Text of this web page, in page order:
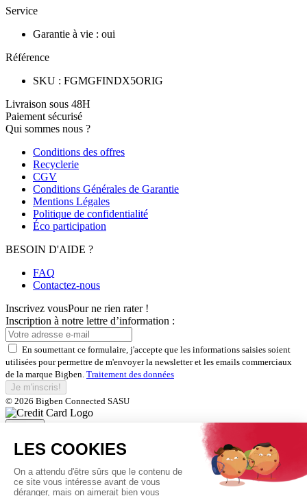
Service
Garantie à vie : oui
Référence
SKU : FGMGFINDX5ORIG
Livraison sous 48H
Paiement sécurisé
Qui sommes nous ?
Conditions des offres
Recyclerie
CGV
Conditions Générales de Garantie
Mentions Légales
Politique de confidentialité
Éco participation
BESOIN D'AIDE ?
FAQ
Contactez-nous
Inscrivez vousPour ne rien rater !
Inscription à notre lettre d’information :
En soumettant ce formulaire, j'accepte que les informations saisies soient
utilisées pour permettre de m'envoyer la newsletter et les emails commerciaux
de la marque Bigben. Traitement des données
Je m'inscris!
© 2026 Bigben Connected SASU
Fermer
Inscrivez-vous et bénéficiez de
nos offres exclusives